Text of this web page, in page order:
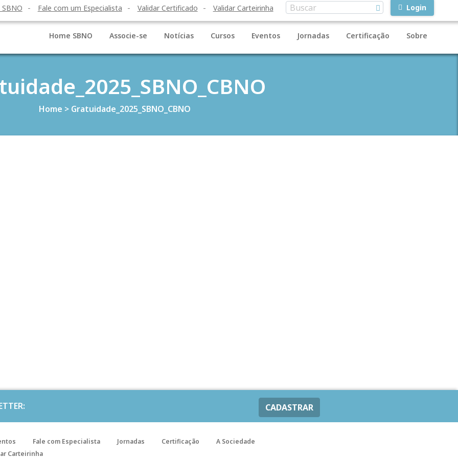
Fale com um Especialista Validar Certificado Validar Carteirinha Login
Home SBNO Associe-se Notícias Cursos Eventos Jornadas Certificação Sobre
Home > Gratuidade_2025_SBNO_CBNO
CADASTRAR
Fale com Especialista Jornadas Certificação
A Sociedade
Carteirinha